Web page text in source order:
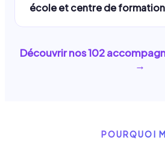
école et centre de formation
Découvrir nos102
→
POURQUOI